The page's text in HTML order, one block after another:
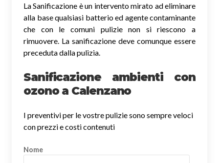
La Sanificazione è un intervento mirato ad eliminare
alla base qualsiasi batterio ed agente contaminante
che con le comuni pulizie non si riescono a
rimuovere. La sanificazione deve comunque essere
preceduta dalla pulizia.
Sanificazione ambienti con
ozono a Calenzano
I preventivi per le vostre pulizie sono sempre veloci
con prezzi e costi contenuti
Nome